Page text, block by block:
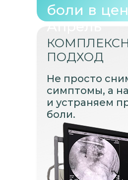
ПОДХОД
Не просто
симптомы, а
и устраняем
боли.
боли в
Апрель